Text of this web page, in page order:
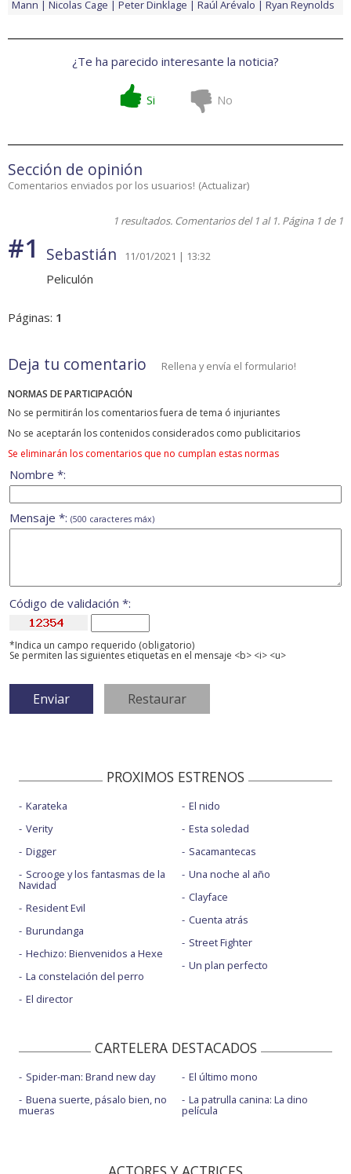
Mann Nicolas Cage Peter Dinklage Raúl Arévalo Ryan Reynolds
¿Te ha parecido interesante la noticia?
Si No
Sección de opinión
Comentarios enviados por los usuarios! (Actualizar)
1 resultados. Comentarios del 1 al 1. Página 1 de 1
#1 Sebastián 11/01/2021 | 13:32
Peliculón
Páginas: 1
Deja tu comentario Rellena y envía el formulario!
NORMAS DE PARTICIPACIÓN
No se permitirán los comentarios fuera de tema ó injuriantes
No se aceptarán los contenidos considerados como publicitarios
Se eliminarán los comentarios que no cumplan estas normas
Nombre *:
Mensaje *: (500 caracteres máx)
Código de validación *:
*Indica un campo requerido (obligatorio)
Se permiten las siguientes etiquetas en el mensaje <b> <i> <u>
PROXIMOS ESTRENOS
Karateka
Verity
Digger
Scrooge y los fantasmas de la
Navidad
Resident Evil
Burundanga
Hechizo: Bienvenidos a Hexe
La constelación del perro
El director
El nido
Esta soledad
Sacamantecas
Una noche al año
Clayface
Cuenta atrás
Street Fighter
Un plan perfecto
CARTELERA DESTACADOS
Spider-man: Brand new day
Buena suerte, pásalo bien, no
mueras
El último mono
La patrulla canina: La dino
película